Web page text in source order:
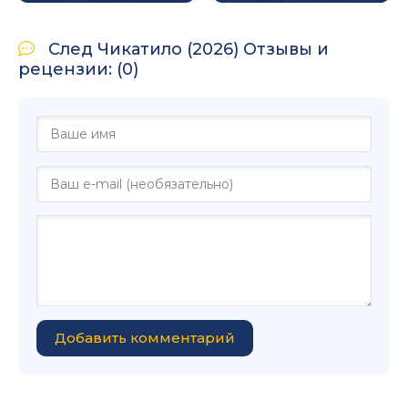
След Чикатило (2026) Отзывы и
рецензии: (0)
Добавить комментарий